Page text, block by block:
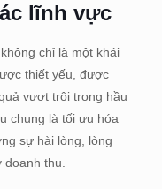
lĩnh vực
chỉ là một khái
thiết yếu, được
vượt trội trong hầu
chung là tối ưu hóa
sự hài lòng, lòng
doanh thu.